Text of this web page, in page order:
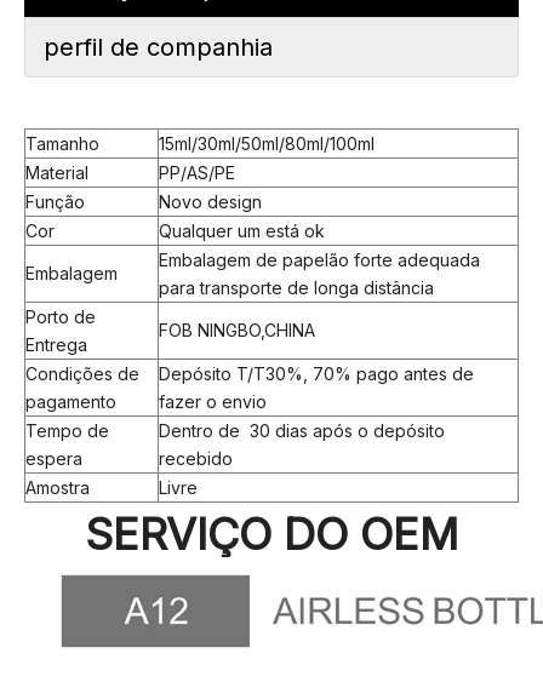
perfil de companhia
Tamanho
15ml/30ml/50ml/80ml/100ml
Material
PP/AS/PE
Função
Novo design
Cor
Qualquer um está ok
Embalagem
Embalagem de papelão forte adequada
para transporte de longa distância
Porto de
Entrega
FOB NINGBO,CHINA
Condições de
pagamento
Depósito T/T30%, 70% pago antes de
fazer o envio
Tempo de
espera
Dentro de 30 dias após o depósito
recebido
Amostra
Livre
SERVIÇO DO OEM